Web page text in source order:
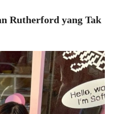
Rutherford yang Tak